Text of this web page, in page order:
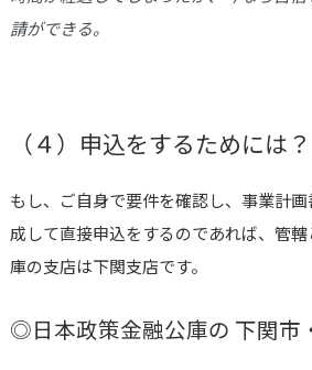
請ができる。
（４）申込をするためには？
もし、ご自身で要件を確認し、事業計
成して直接申込をするのであれば、管
庫の支店は下関支店です。
◎日本政策金融公庫の 下関市